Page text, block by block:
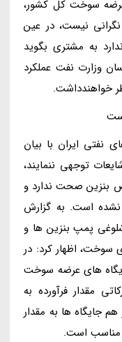
عرضه سوخت کل کشور،
نیست، در عین
به مشتری بگوید
وزارت نفت عملکرد
خواهندداشت.
نفتی ایران با بیان
توجهی ننمایند،
بنزین صحت ندارد و
است. به گزارش
پمپ بنزین ها و
اظهار کرد: در
های عرضه سوخت
مقدار فرآورده به
جایگاه ها به مقدار
مناسب است.